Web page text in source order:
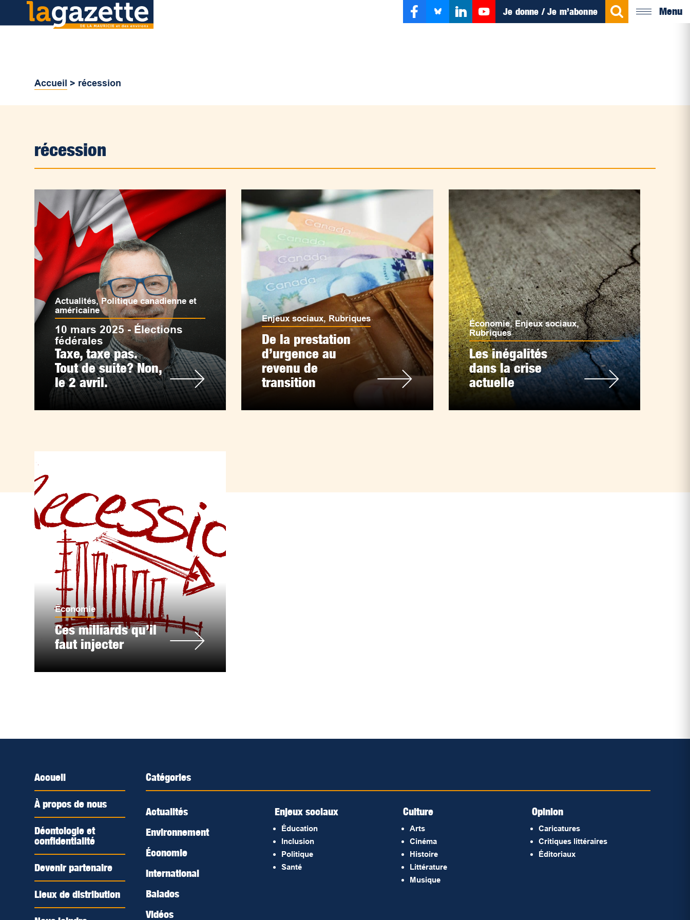
Je donne / Je m’abonne Menu
Accueil > récession
récession
Actualités,Politique canadienne et
américaine
10 mars 2025 - Élections
fédérales
Taxe, taxe pas.
Tout de suite? Non,
le 2 avril.
Enjeux sociaux, Rubriques
De la prestation
d’urgence au
revenu de
transition
Économie,Enjeux sociaux,
Rubriques
Les inégalités
dans la crise
actuelle
Économie
Ces milliards qu’il
faut injecter
Accueil
À propos de nous
Déontologie et
confidentialité
Devenir partenaire
Lieux de distribution
Catégories
Actualités
Environnement
Économie
International
Balados
Vidéos
Enjeux sociaux
Éducation
Inclusion
Politique
Santé
Culture
Arts
Cinéma
Histoire
Littérature
Musique
Opinion
Caricatures
Critiques littéraires
Éditoriaux